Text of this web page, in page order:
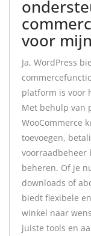
voor
Ja, WordPress
platform is voor
Met behulp van
WooCommerce
toevoegen,
voorraadbeheer
beheren. Of je
downloads of
biedt flexibele
winkel naar
juiste tools en